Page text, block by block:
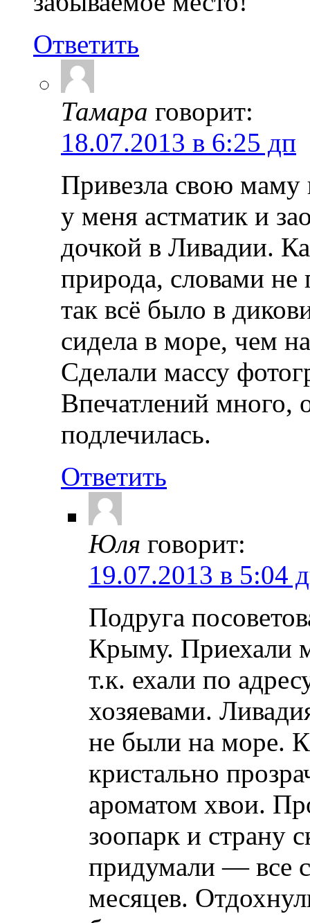
Ответить
Тамара говорит:
18.07.2013 в 6:25 дп
Привезла свою маму
у меня астматик и
дочкой в Ливадии.
природа, словами
так всё было в
сидела в море, чем
Сделали массу
Впечатлений много,
подлечилась.
Ответить
Юля говорит:
19.07.2013 в 5:04
Подруга
Крыму. Приехали
т.к. ехали по
хозяевами.
не были на море.
кристально
ароматом хвои.
зоопарк и страну
придумали — все
месяцев.